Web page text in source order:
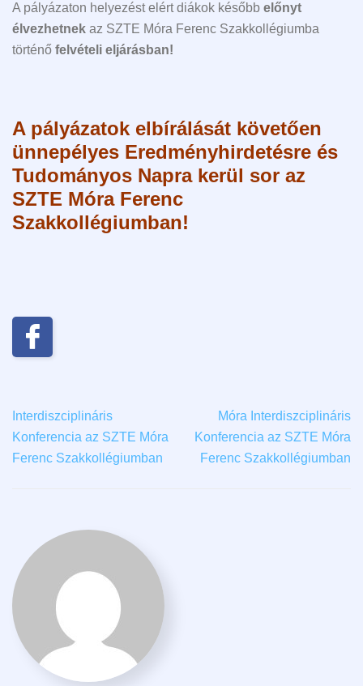
A pályázaton helyezést elért diákok később előnyt
élvezhetnek az SZTE Móra Ferenc Szakkollégiumba
történő felvételi eljárásban!
A pályázatok elbírálását követően
ünnepélyes Eredményhirdetésre és
Tudományos Napra kerül sor az
SZTE Móra Ferenc
Szakkollégiumban!
Interdiszciplináris
Konferencia az SZTE Móra
Ferenc Szakkollégiumban
Móra Interdiszciplináris
Konferencia az SZTE Móra
Ferenc Szakkollégiumban